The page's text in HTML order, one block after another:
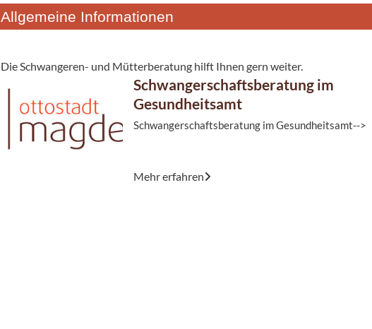
Allgemeine Informationen
Die Schwangeren- und Mütterberatung hilft Ihnen gern weiter.
Schwangerschaftsberatung im
Gesundheitsamt
Schwangerschaftsberatung im Gesundheitsamt-->
der Schwangerschaft erwarten, aber sind auch ...
Mehr erfahren